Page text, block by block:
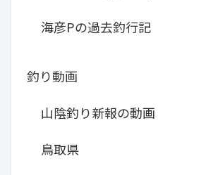
海彦Pの過去釣行記
釣り動画
山陰釣り新報の動画
鳥取県